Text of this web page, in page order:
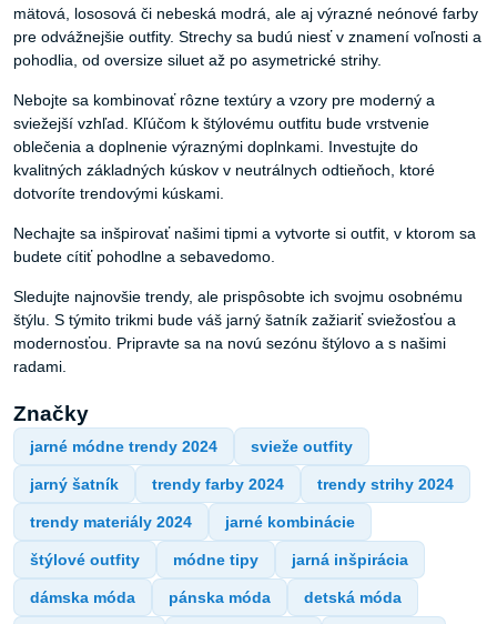
mätová, lososová či nebeská modrá, ale aj výrazné neónové farby
pre odvážnejšie outfity. Strechy sa budú niesť v znamení voľnosti a
pohodlia, od oversize siluet až po asymetrické strihy.
Nebojte sa kombinovať rôzne textúry a vzory pre moderný a
sviežejší vzhľad. Kľúčom k štýlovému outfitu bude vrstvenie
oblečenia a doplnenie výraznými doplnkami. Investujte do
kvalitných základných kúskov v neutrálnych odtieňoch, ktoré
dotvoríte trendovými kúskami.
Nechajte sa inšpirovať našimi tipmi a vytvorte si outfit, v ktorom sa
budete cítiť pohodlne a sebavedomo.
Sledujte najnovšie trendy, ale prispôsobte ich svojmu osobnému
štýlu. S týmito trikmi bude váš jarný šatník zažiariť sviežosťou a
modernosťou. Pripravte sa na novú sezónu štýlovo a s našimi
radami.
Značky
jarné módne trendy 2024 svieže outfity
jarný šatník trendy farby 2024 trendy strihy 2024
trendy materiály 2024 jarné kombinácie
štýlové outfity módne tipy jarná inšpirácia
dámska móda pánska móda detská móda